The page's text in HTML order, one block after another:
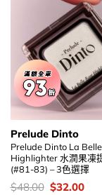
Prelude Dinto
Prelude Dinto La
Highlighter 水潤果凍
(#81-83) – 3色選擇
價
$48.00 Original
$32.00